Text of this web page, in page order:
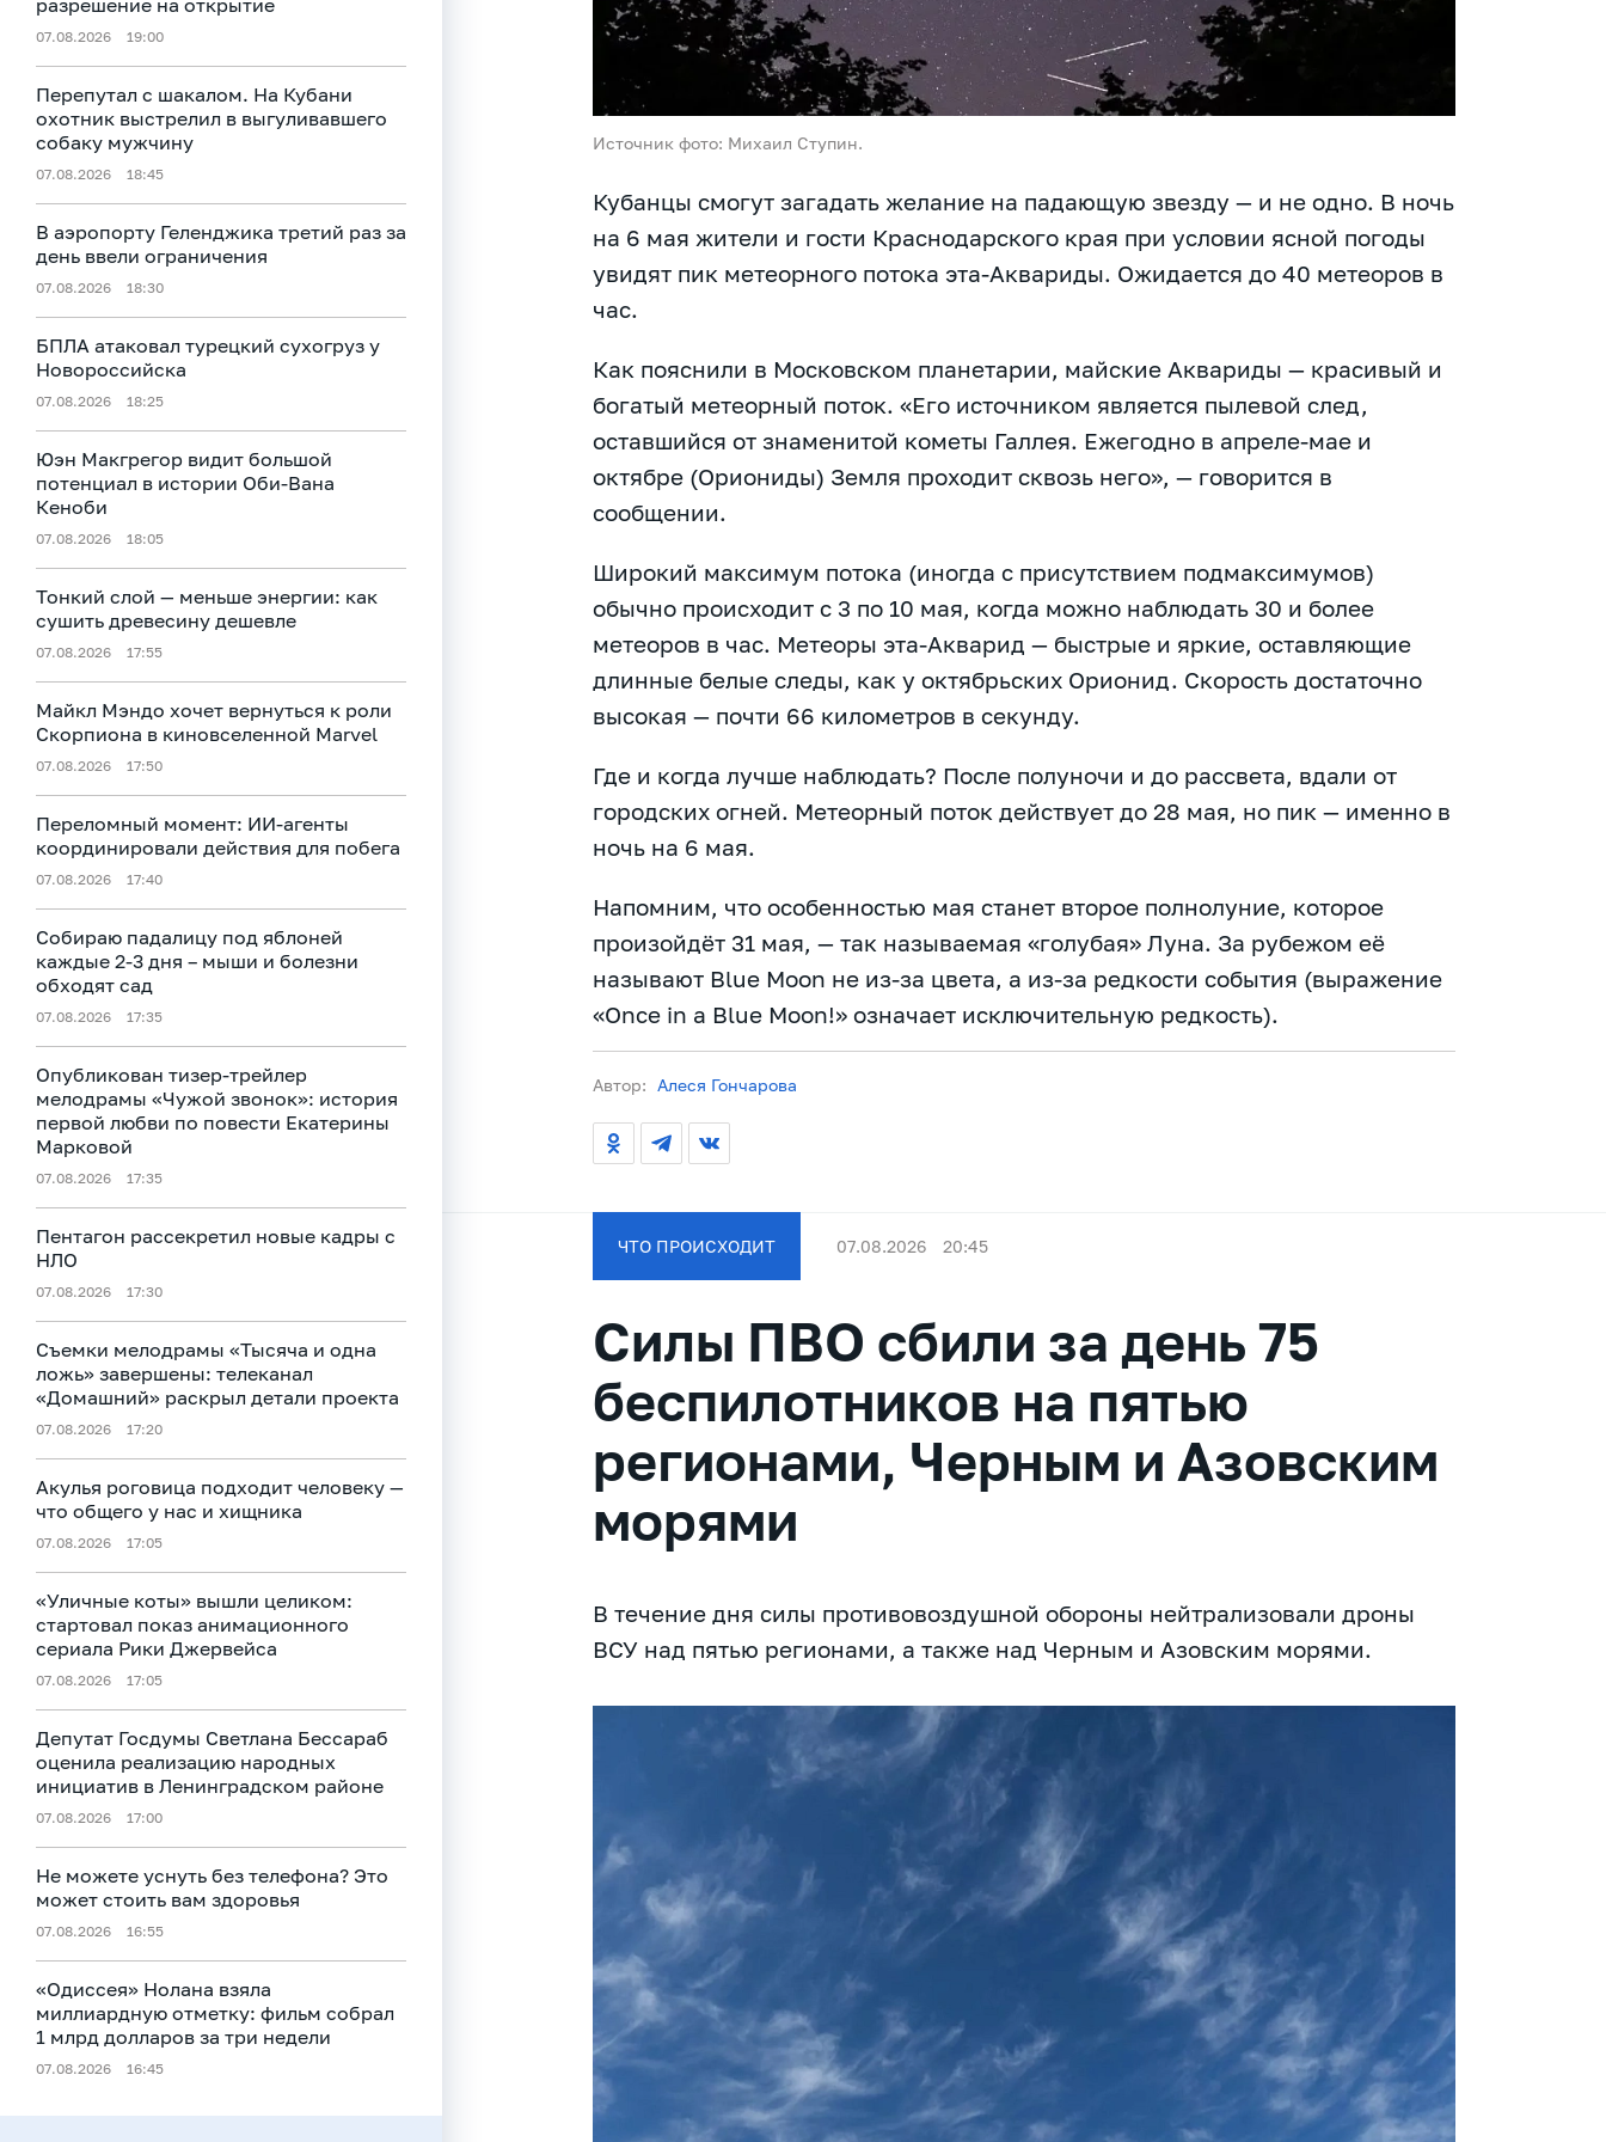
разрешение на открытие
07.08.2026 19:00
Перепутал с шакалом. На Кубани
охотник выстрелил в выгуливавшего
собаку мужчину
07.08.2026 18:45
В аэропорту Геленджика третий раз за
день ввели ограничения
07.08.2026 18:30
БПЛА атаковал турецкий сухогруз у
Новороссийска
07.08.2026 18:25
Юэн Макгрегор видит большой
потенциал в истории Оби‑Вана
Кеноби
07.08.2026 18:05
Тонкий слой — меньше энергии: как
сушить древесину дешевле
07.08.2026 17:55
Майкл Мэндо хочет вернуться к роли
Скорпиона в киновселенной Marvel
07.08.2026 17:50
Переломный момент: ИИ-агенты
координировали действия для побега
07.08.2026 17:40
Собираю падалицу под яблоней
каждые 2-3 дня – мыши и болезни
обходят сад
07.08.2026 17:35
Опубликован тизер‑трейлер
мелодрамы «Чужой звонок»: история
первой любви по повести Екатерины
Марковой
07.08.2026 17:35
Пентагон рассекретил новые кадры с
НЛО
07.08.2026 17:30
Съемки мелодрамы «Тысяча и одна
ложь» завершены: телеканал
«Домашний» раскрыл детали проекта
07.08.2026 17:20
Акулья роговица подходит человеку —
что общего у нас и хищника
07.08.2026 17:05
«Уличные коты» вышли целиком:
стартовал показ анимационного
сериала Рики Джервейса
07.08.2026 17:05
Депутат Госдумы Светлана Бессараб
оценила реализацию народных
инициатив в Ленинградском районе
07.08.2026 17:00
Не можете уснуть без телефона? Это
может стоить вам здоровья
07.08.2026 16:55
«Одиссея» Нолана взяла
миллиардную отметку: фильм собрал
1 млрд долларов за три недели
07.08.2026 16:45
Источник фото: Михаил Ступин.
Кубанцы смогут загадать желание на падающую звезду — и не одно. В ночь
на 6 мая жители и гости Краснодарского края при условии ясной погоды
увидят пик метеорного потока эта-Аквариды. Ожидается до 40 метеоров в
час.
Как пояснили в Московском планетарии, майские Аквариды — красивый и
богатый метеорный поток. «Его источником является пылевой след,
оставшийся от знаменитой кометы Галлея. Ежегодно в апреле-мае и
октябре (Ориониды) Земля проходит сквозь него», — говорится в
сообщении.
Широкий максимум потока (иногда с присутствием подмаксимумов)
обычно происходит с 3 по 10 мая, когда можно наблюдать 30 и более
метеоров в час. Метеоры эта-Акварид — быстрые и яркие, оставляющие
длинные белые следы, как у октябрьских Орионид. Скорость достаточно
высокая — почти 66 километров в секунду.
Где и когда лучше наблюдать? После полуночи и до рассвета, вдали от
городских огней. Метеорный поток действует до 28 мая, но пик — именно в
ночь на 6 мая.
Напомним, что особенностью мая станет второе полнолуние, которое
произойдёт 31 мая, — так называемая «голубая» Луна. За рубежом её
называют Blue Moon не из-за цвета, а из-за редкости события (выражение
«Once in a Blue Moon!» означает исключительную редкость).
Автор: Алеся Гончарова
ЧТО ПРОИСХОДИТ 07.08.2026 20:45
Силы ПВО сбили за день 75
беспилотников на пятью
регионами, Черным и Азовским
морями
В течение дня силы противовоздушной обороны нейтрализовали дроны
ВСУ над пятью регионами, а также над Черным и Азовским морями.